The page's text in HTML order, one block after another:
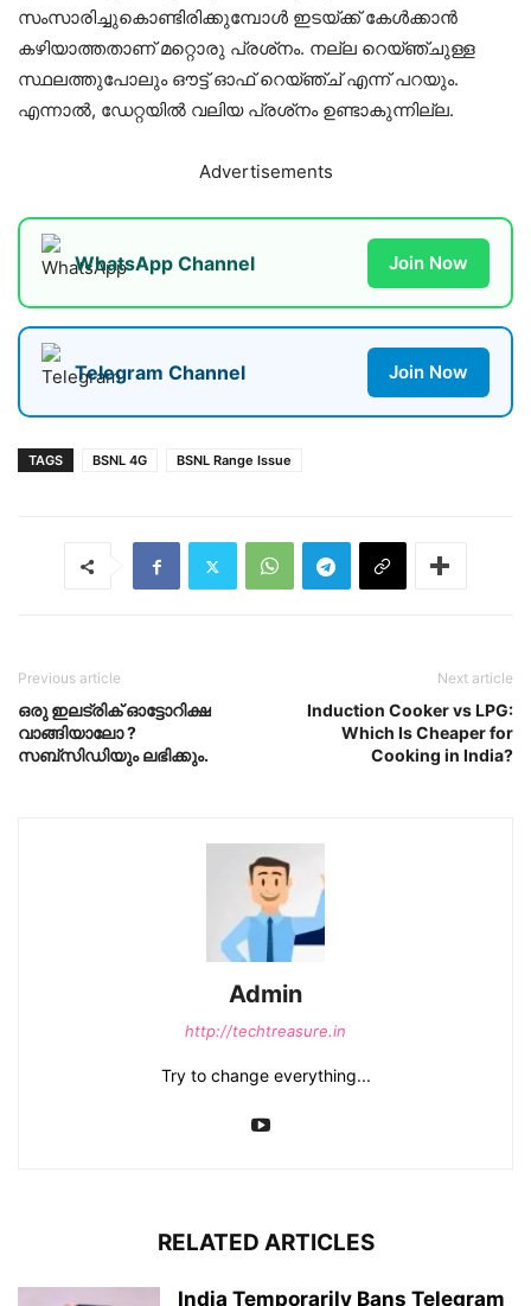
സംസാരിച്ചുകൊണ്ടിരിക്കുമ്പോൾ ഇടയ്ക്ക് കേൾക്കാൻ
കഴിയാത്തതാണ് മറ്റൊരു പ്രശ്‌നം. നല്ല റെയ്ഞ്ചുള്ള
സ്ഥലത്തുപോലും ഔട്ട് ഓഫ് റെയ്ഞ്ച് എന്ന് പറയും.
എന്നാൽ, ഡേറ്റയിൽ വലിയ പ്രശ്‌നം ഉണ്ടാകുന്നില്ല.
Advertisements
WhatsApp Channel Join Now
Telegram Channel Join Now
TAGS BSNL 4G BSNL Range Issue
Previous article
ഒരു ഇലട്രിക് ഓട്ടോറിക്ഷ
വാങ്ങിയാലോ ?
സബ്സിഡിയും ലഭിക്കും.
Next article
Induction Cooker vs LPG:
Which Is Cheaper for
Cooking in India?
Admin
http://techtreasure.in
Try to change everything...
RELATED ARTICLES
India Temporarily Bans Telegram